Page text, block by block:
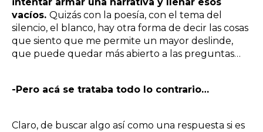
vacíos. Quizás con la poesía, con el tema del
silencio, el blanco, hay otra forma de decir las cosas
que siento que me permite un mayor deslinde,
que puede quedar más abierto a las preguntas…
-Pero acá se trataba todo lo contrario…
Claro, de buscar algo así como una respuesta si es